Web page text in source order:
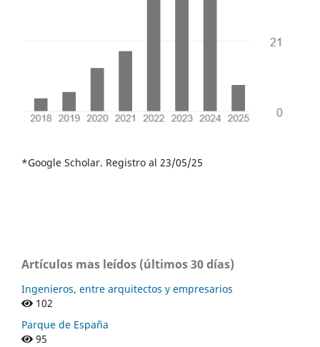
*Google Scholar. Registro al 23/05/25
Artículos mas leídos (últimos 30 días)
Ingenieros, entre arquitectos y empresarios
102
Parque de España
95